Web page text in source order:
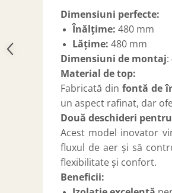
SOBE ȘI ȘEMINEE
STICLĂ TERMOREZISTENTĂ
TIMP LIBER IN NATURA
TRUSE SI ACCESORII PROFESIONALE
DE CURATARE HORN
UZ GOSPODĂRESC
ȘEMINEE ȘI ÎNCĂLZITOARE DE
Dimensiuni perfecte:
Înălțime: 480 mm
Lățime: 480 mm
Dimensiuni de montaj:
Material de top:
Fabricată dinfontă de
un aspect rafinat, dar
Două deschideri
Acest model inovator
fluxul de aer și să
flexibilitate și confort.
Beneficii: